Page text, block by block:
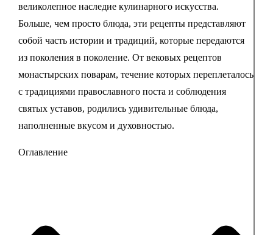
великолепное наследие кулинарного искусства.
Больше, чем просто блюда, эти рецепты представляют
собой часть истории и традиций, которые передаются
из поколения в поколение. От вековых рецептов
монастырских поварам, течение которых переплеталось
с традициями православного поста и соблюдения
святых уставов, родились удивительные блюда,
наполненные вкусом и духовностью.
Оглавление